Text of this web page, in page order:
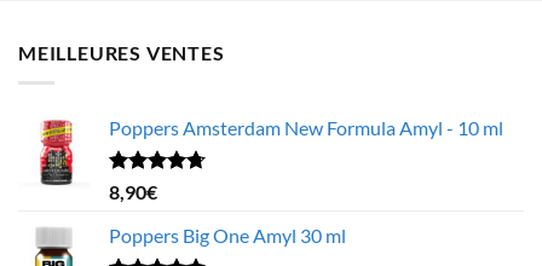
MEILLEURES VENTES
Poppers Amsterdam New Formula Amyl - 10 ml
Note4.68
sur 5
8,90€
Poppers Big One Amyl 30 ml